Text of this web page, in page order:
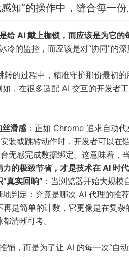
知”的操作中，缝合每一
给 AI 戴上枷锁，而应该是为它
冷的监控，而应该是对“协同”的
的过程中，精准守护那份最初
如，在很多适配 AI 交互的开发者
丝滑感：正如 Chrome 追求自动
装或跳转动作时，开发者可以在
无感完成数据绑定。这意味着，
力的极致节省，才是技术在 AI 时
真实回响” ：当浏览器开始大规
地判定：究竟是哪次 AI 代理的推
是简单的计数，它更像是在复
清晰可考。
销，而是为了让 AI 的每一次“自